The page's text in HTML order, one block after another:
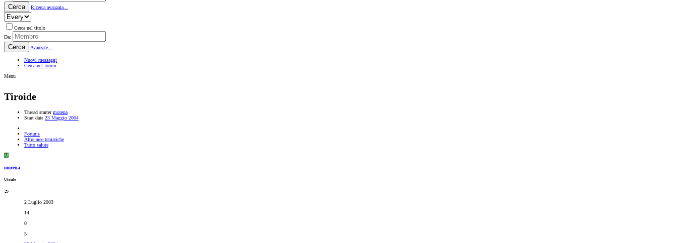
Cerca Ricerca avanzata...
Cerca nel titolo
Da:
Cerca Avanzate...
Nuovi messaggi
Cerca nel forum
Menu
Tiroide
Thread starter morena
Start date 23 Maggio 2004
Forums
Altre aree tematiche
Tutto salute
M
morena
Utente
2 Luglio 2003
14
0
5